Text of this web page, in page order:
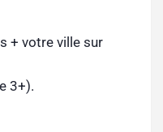
+ votre ville sur
3+).